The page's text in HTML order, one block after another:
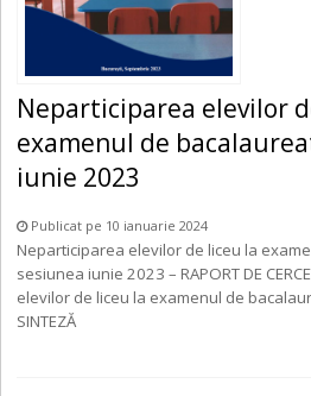
Neparticiparea elevilor
examenul de
iunie 2023
Publicat pe 10 ianuarie 2024
Neparticiparea elevilor de liceu la
sesiunea iunie 2023 – RAPORT DE
elevilor de liceu la examenul de
SINTEZĂ